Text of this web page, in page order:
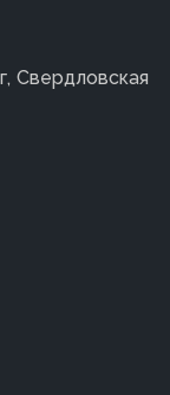
Свердловская